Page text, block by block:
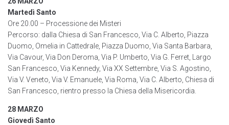
Martedì Santo
Ore 20.00 – Processione dei Misteri
Percorso: dalla Chiesa di San Francesco, Via C. Alberto, Piazza
Duomo, Omelia in Cattedrale, Piazza Duomo, Via Santa Barbara,
Via Cavour, Via Don Deroma, Via P. Umberto, Via G. Ferret, Largo
San Francesco, Via Kennedy, Via XX Settembre, Via S. Agostino,
Via V. Veneto, Via V. Emanuele, Via Roma, Via C. Alberto, Chiesa di
San Francesco, rientro presso la Chiesa della Misericordia.
28 MARZO
Giovedì Santo